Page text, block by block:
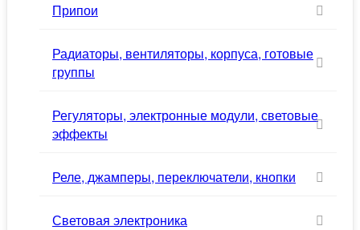
Припои
Радиаторы, вентиляторы, корпуса, готовые
группы
Регуляторы, электронные модули, световые
эффекты
Реле, джамперы, переключатели, кнопки
Световая электроника